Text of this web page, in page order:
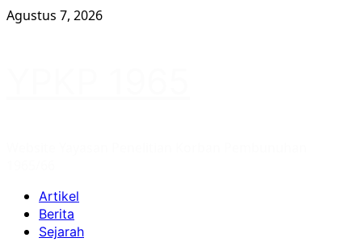
Skip
Agustus 7, 2026
Primary
Menu
Artikel
Berita
Sejarah